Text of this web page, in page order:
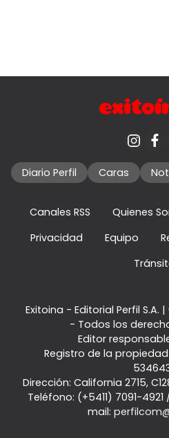
Diario Perfil Caras
Canales RSS Quienes
Privacidad
Equipo
Exitoina - Editorial Perfil S.A. |
- Todos los
Editor
Registro de la
Dirección: California 2715,
Teléfono: (+5411) 7091-4921
mail: